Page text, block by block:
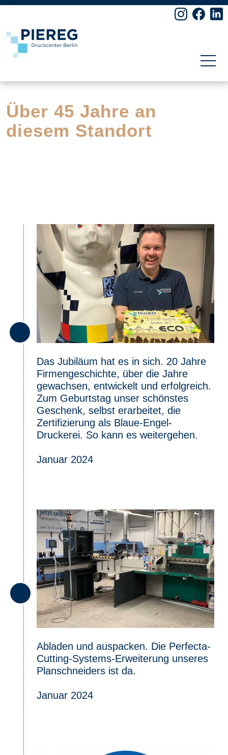
Skip to content
Über 45 Jahre an
diesem Standort
Das Jubiläum hat es in sich. 20 Jahre
Firmengeschichte, über die Jahre
gewachsen, entwickelt und erfolgreich.
Zum Geburtstag unser schönstes
Geschenk, selbst erarbeitet, die
Zertifizierung als Blaue-Engel-
Druckerei. So kann es weitergehen.
Januar 2024
Abladen und auspacken. Die Perfecta-
Cutting-Systems-Erweiterung unseres
Planschneiders ist da.
Januar 2024